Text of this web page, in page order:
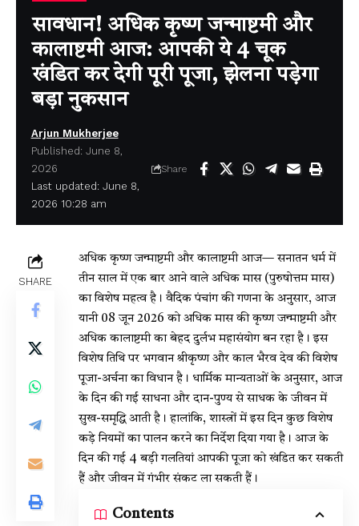
सावधान! अधिक कृष्ण जन्माष्टमी और
कालाष्टमी आज: आपकी ये 4 चूक
खंडित कर देगी पूरी पूजा, झेलना पड़ेगा
बड़ा नुकसान
Last updated: June 8,
2026 10:28 am
Arjun Mukherjee
Published: June 8,
2026
Share
SHARE
अधिक कृष्ण जन्माष्टमी और कालाष्टमी आज— सनातन धर्म में
तीन साल में एक बार आने वाले अधिक मास (पुरुषोत्तम मास)
का विशेष महत्व है। वैदिक पंचांग की गणना के अनुसार, आज
यानी 08 जून 2026 को अधिक मास की कृष्ण जन्माष्टमी और
अधिक कालाष्टमी का बेहद दुर्लभ महासंयोग बन रहा है। इस
विशेष तिथि पर भगवान श्रीकृष्ण और काल भैरव देव की विशेष
पूजा-अर्चना का विधान है। धार्मिक मान्यताओं के अनुसार, आज
के दिन की गई साधना और दान-पुण्य से साधक के जीवन में
सुख-समृद्धि आती है। हालांकि, शास्त्रों में इस दिन कुछ विशेष
कड़े नियमों का पालन करने का निर्देश दिया गया है। आज के
दिन की गई 4 बड़ी गलतियां आपकी पूजा को खंडित कर सकती
हैं और जीवन में गंभीर संकट ला सकती हैं।
Contents